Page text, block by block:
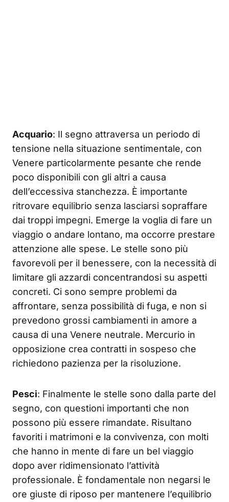
Acquario: Il segno attraversa un periodo di
tensione nella situazione sentimentale, con
Venere particolarmente pesante che rende
poco disponibili con gli altri a causa
dell’eccessiva stanchezza. È importante
ritrovare equilibrio senza lasciarsi sopraffare
dai troppi impegni. Emerge la voglia di fare un
viaggio o andare lontano, ma occorre prestare
attenzione alle spese. Le stelle sono più
favorevoli per il benessere, con la necessità di
limitare gli azzardi concentrandosi su aspetti
concreti. Ci sono sempre problemi da
affrontare, senza possibilità di fuga, e non si
prevedono grossi cambiamenti in amore a
causa di una Venere neutrale. Mercurio in
opposizione crea contratti in sospeso che
richiedono pazienza per la risoluzione.
Pesci: Finalmente le stelle sono dalla parte del
segno, con questioni importanti che non
possono più essere rimandate. Risultano
favoriti i matrimoni e la convivenza, con molti
che hanno in mente di fare un bel viaggio
dopo aver ridimensionato l’attività
professionale. È fondamentale non negarsi le
ore giuste di riposo per mantenere l’equilibrio